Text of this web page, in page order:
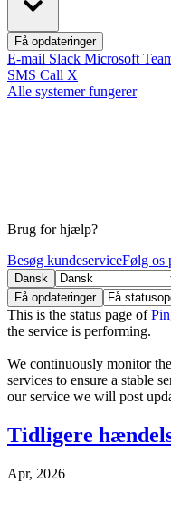
Få opdateringer
E-mail Slack Microsoft
SMS Call X
Alle systemer fungerer
Brug for hjælp?
Besøg kundeserviceFølg os
Dansk
Få opdateringer
This is the status page of
the service is performing.
We continuously monitor
services to ensure a stable
our service we will post
Tidligere
Apr, 2026